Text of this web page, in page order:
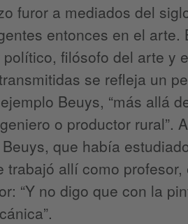
furor a mediados del
entonces en el arte.
filósofo del arte y
se refleja un
Beuys, “más allá
o productor rural”.
que había
allí como profesor,
“Y no digo que con la